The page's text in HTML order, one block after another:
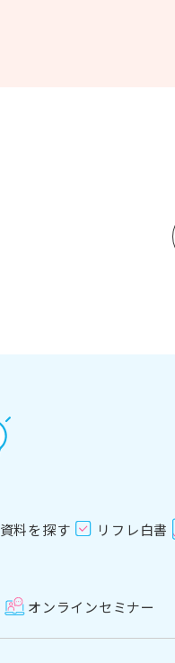
資料を探す リフレ白書
オンラインセミナー